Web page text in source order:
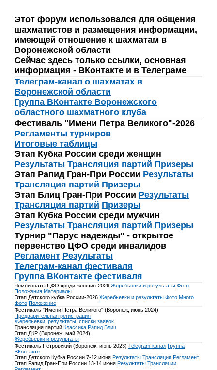
Этот форум использовался для общения
шахматистов и размещения информации,
имеющей отношение к шахматам в
Воронежской области
Сейчас здесь только ссылки, основная
информация - ВКонтакте и в Телеграме
Телеграм-канал о шахматах в
Воронежской области
Группа ВКонтакте Воронежского
областного шахматного клуба
Фестиваль "Имени Петра Великого"-2026
Регламенты турниров
Итоговые таблицы
Этап Кубка России среди женщин
Результаты Трансляция партий Призеры
Этап Рапид Гран-При России Результаты
Трансляция партий Призеры
Этап Блиц Гран-При России Результаты
Трансляция партий Призеры
Этап Кубка России среди мужчин
Результаты Трансляция партий Призеры
Турнир "Парус надежды" - открытое
первенство ЦФО среди инвалидов
Регламент Результаты
Телеграм-канал фестиваля
Группа ВКонтакте фестиваля
Чемпионаты ЦФО среди женщин-2026 Жеребьевки и результаты Фото
Положения Материалы
Этап Детского кубка России-2026 Жеребьевки и результаты Фото Много
фото Положение
Фестиваль "Имени Петра Великого" (Воронеж, июнь 2024)
Предварительная регистрация
Жеребьевки, результаты, списки заявок
Трансляция партий Классика Рапид Блиц
Этап ДКР (Воронеж, май 2024)
Жеребьевки и результаты
Фестиваль Петровский (Воронеж, июнь 2023) Telegram-канал Группа
ВКонтакте
Этап Детского Кубка России 7-12 июня Результаты Трансляции Регламент
Этап Рапид Гран-При России 13-14 июня Результаты Трансляции